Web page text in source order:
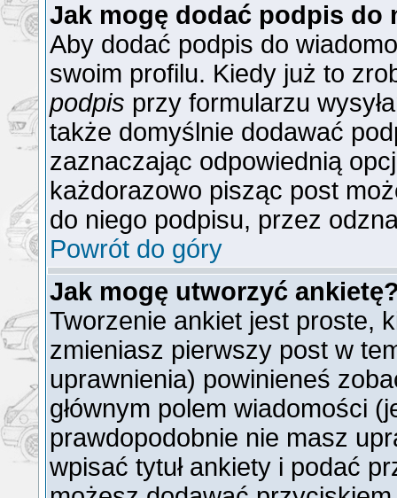
Jak mogę dodać podpis do
Aby dodać podpis do
swoim profilu. Kiedy już to
podpis przy formularzu
także domyślnie dodawać
zaznaczając odpowiednią
każdorazowo pisząc post
do niego podpisu, przez
Powrót do góry
Jak mogę utworzyć
Tworzenie ankiet jest proste,
zmieniasz pierwszy post w
uprawnienia) powinieneś
głównym polem wiadomości
prawdopodobnie nie masz
wpisać tytuł ankiety i podać